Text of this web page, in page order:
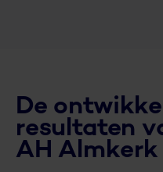
De
resultaten
AH